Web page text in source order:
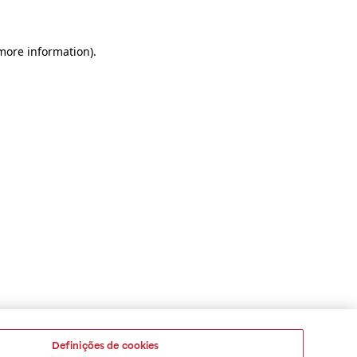
information).
Definições de cookies